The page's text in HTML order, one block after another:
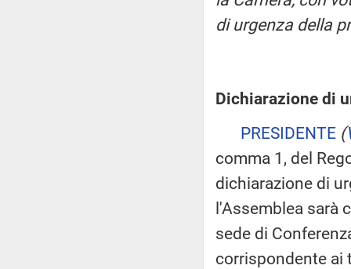
di urgenza della
Dichiarazione di
PRESIDENTE (
comma 1, del
dichiarazione di
l'Assemblea sarà
sede di
corrispondente ai